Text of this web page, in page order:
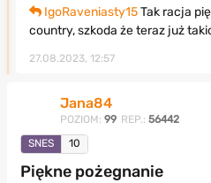
IgoRaveniasty15Tak racja
country, szkoda że teraz już
27.08.2023, 12:57
Jana84
POZIOM: 99 REP.: 56442
SNES 10
Piękne pożegnanie